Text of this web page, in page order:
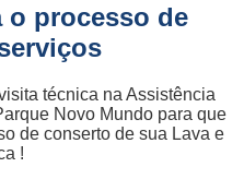
o processo de
técnica na Assistência
Novo Mundo para que
de conserto de sua Lava e
!